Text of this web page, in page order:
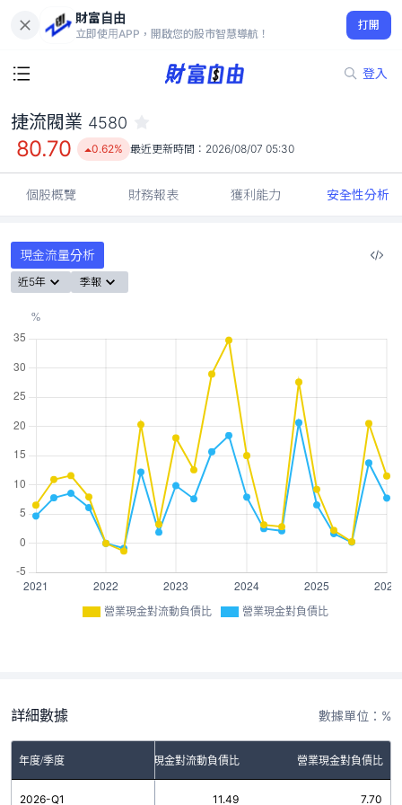
財富自由
立即使用APP，開啟您的股市智慧導航！
打開
登入
80.70
0.62%
捷流閥業 4580
80.70 0.62% 最近更新時間： 2026/08/07 05:30
個股概覽 財務報表 獲利能力 安全性分析
現金流量分析
近5年 季報
營業現金對流動負債比 營業現金對負債比
詳細數據 數據單位：%
年度/季度 營業現金對流動負債比 營業現金對負債比
2026-Q1 11.49 7.70